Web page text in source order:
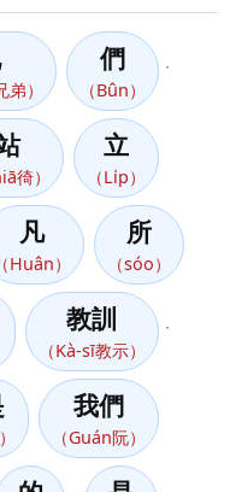
）
們
（Bûn）
徛）
立
（Li̍p）
凡
（Huân）
所
（sóo）
教訓
（Kà-sī教示）
我們
（Guán阮）